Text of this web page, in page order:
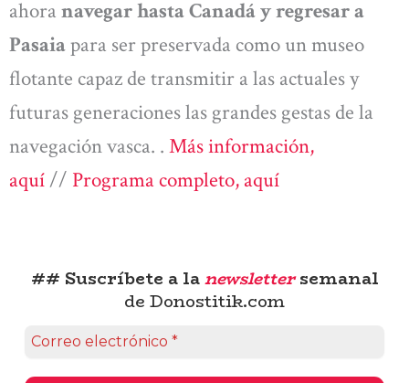
ahora navegar hasta Canadá y regresar a
Pasaiapara ser preservada como un museo
flotante capaz de transmitir a las actuales y
futuras generaciones las grandes gestas de la
navegación vasca. . Más información,
aquí// Programa completo, aquí
## Suscríbete a lanewslettersemanal
de Donostitik.com